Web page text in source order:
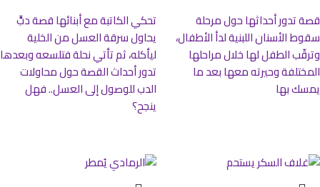
قصة تدور أحداثها حول مرحلة
سقوط الأسنان اللبنية لدأ الأطفال،
وترقّب الطفل لها خلال مراحلها
المختلفة وحيرته معها بعد ما
يمسك بها
تحكي الكاتبة مع أبنائها قصة دبٍّ
يحاول سرقة العسل من الخلية
ليأكله، ثم تأتي نحلة فتلسعه وبعدها
تدور أحداث القصة حول محاولات
الدب للوصول إلى العسل.. فهل
ينجح؟